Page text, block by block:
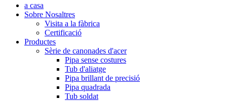
a casa
Sobre Nosaltres
Visita a la fàbrica
Certificació
Productes
Sèrie de canonades d'acer
Pipa sense costures
Tub d'aliatge
Pipa brillant de precisió
Pipa quadrada
Tub soldat